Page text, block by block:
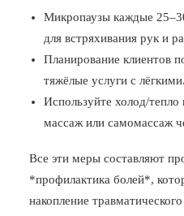
Микропаузы каждые
для встряхивания рук и
Планирование клиентов
тяжёлые услуги с лёгкими.
Используйте холод/тепло
массаж или самомассаж
Все эти меры составляют
*профилактика болей*,
накопление травматического